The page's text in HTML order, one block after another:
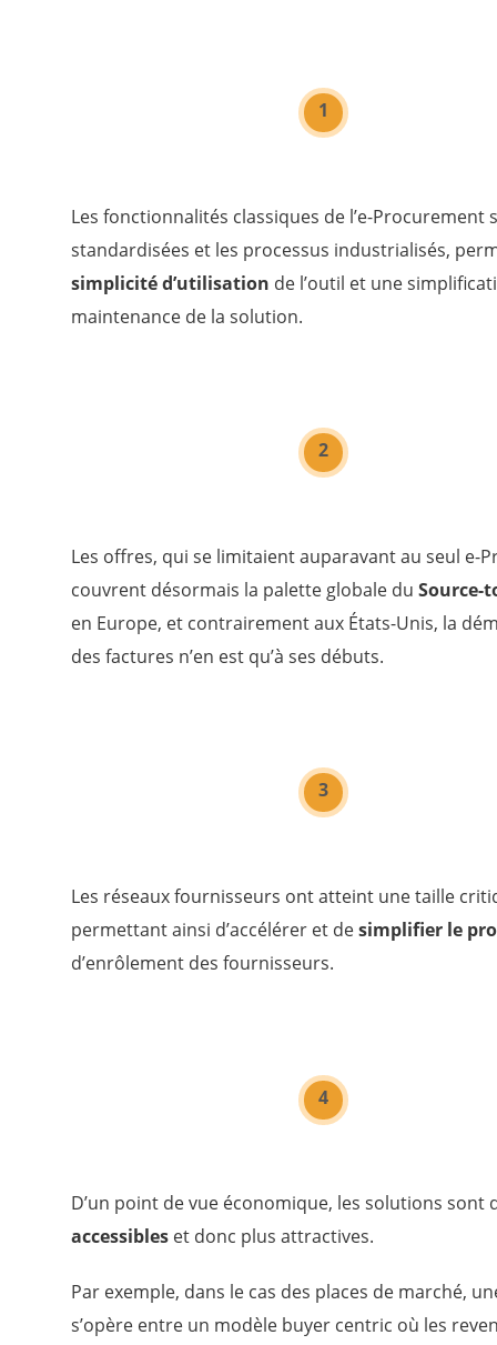
1
Les fonctionnalités classiques de l’e-Procurement
standardisées et les processus industrialisés,
simplicité d’utilisation de l’outil et une
maintenance de la solution.
2
Les offres, qui se limitaient auparavant au seul e-
couvrent désormais la palette globale du Source-
en Europe, et contrairement aux États-Unis, la
des factures n’en est qu’à ses débuts.
3
Les réseaux fournisseurs ont atteint une taille
permettant ainsi d’accélérer et desimplifier le
d’enrôlement des fournisseurs.
4
D’un point de vue économique, les solutions sont
accessibles et donc plus attractives.
Par exemple, dans le cas des places de marché,
s’opère entre un modèle buyer centric où les